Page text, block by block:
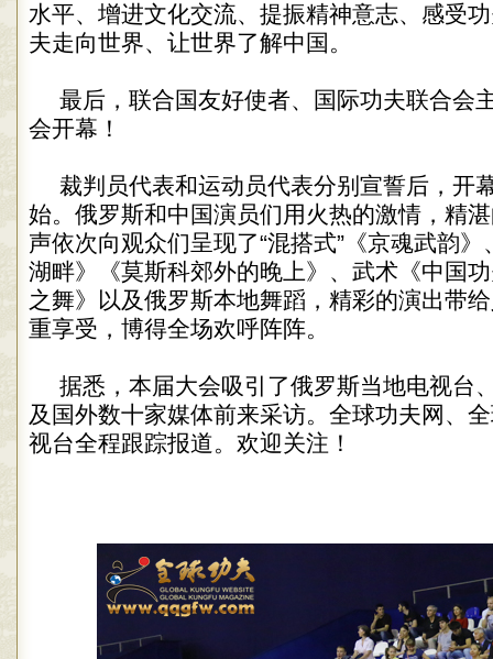
水平、增进文化交流、提振精神意志、感受
夫走向世界、让世界了解中国。
最后，联合国友好使者、国际功夫联合会
会开幕！
裁判员代表和运动员代表分别宣誓后，开
始。俄罗斯和中国演员们用火热的激情，精
声依次向观众们呈现了“混搭式”《京魂武韵
湖畔》《莫斯科郊外的晚上》、武术《中国
之舞》以及俄罗斯本地舞蹈，精彩的演出带
重享受，博得全场欢呼阵阵。
据悉，本届大会吸引了俄罗斯当地电视台
及国外数十家媒体前来采访。全球功夫网、
视台全程跟踪报道。欢迎关注！